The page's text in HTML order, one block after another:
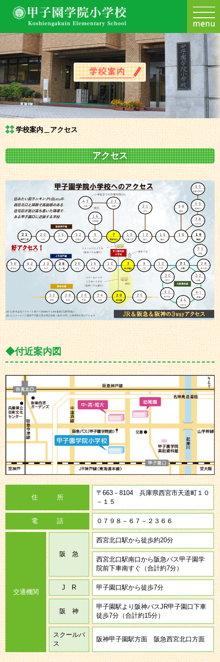
学校案内＿アクセス
アクセス
付近案内図
住 所
〒663－8104 兵庫県西宮市天道町１０
－１５
電 話 ０７９８－６７－２３６６
交通機関
阪 急
西宮北口駅から徒歩約20分
西宮北口駅南口から阪急バス甲子園学
院前下車南すぐ（合計約7分）
J R 甲子園口駅から徒歩7分
阪 神
甲子園駅より阪神バスJR甲子園口下車
徒歩7分（合計約15分）
スクールバ
ス
阪神甲子園駅方面 阪急西宮北口方面